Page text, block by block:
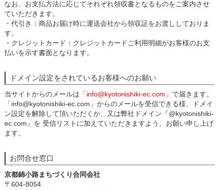
なお、お支払方法に応じてそれぞれ領収書となるものをご案内させ
ていただきます。
・代引き：商品お届け時に運送会社から領収証をお渡ししておりま
す。
・クレジットカード：クレジットカードご利用明細がお客様のお支
払いを示す書面となります。
ドメイン設定をされているお客様へのお願い
当サイトからのメールは 「info@kyotonishiki-ec.com」 で届きます。
「info@kyotonishiki-ec.com」からのメールを受信できる様、ドメイ
ン設定を解除して頂いただくか、又は弊社ドメイン『@kyotonishiki-
ec.com』を 受信リストに加えていただきますよう、お願い申し上げ
ます。
お問合せ窓口
京都錦小路まちづくり合同会社
〒604-8054